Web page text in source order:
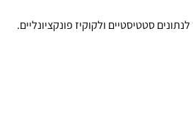
סטטיסטיים ולקוקיז פונקציונליים.